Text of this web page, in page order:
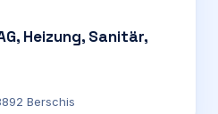
Heizung, Sanitär,
Berschis